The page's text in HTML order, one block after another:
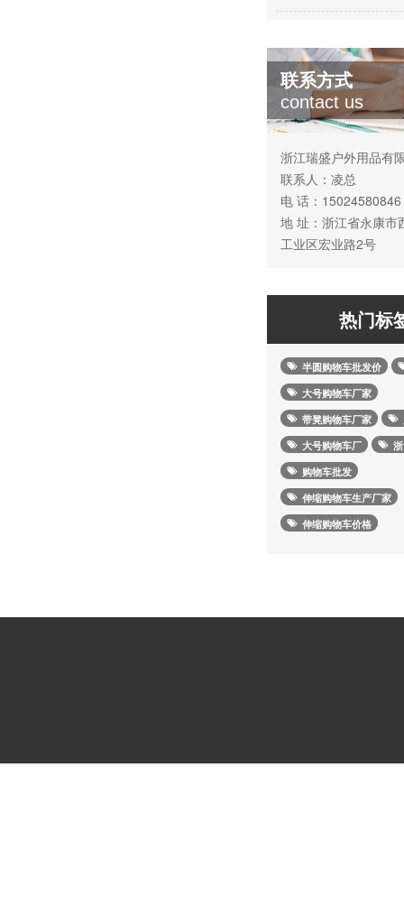
联系方式
contact us
浙江瑞盛户外用品有
联系人：凌总
电 话：15024580846
地 址：浙江省永康市
工业区宏业路2号
热门标
半圆购物车批发价
大号购物车厂家
带凳购物车厂家
大号购物车厂
购物车批发
伸缩购物车生产厂家
伸缩购物车价格